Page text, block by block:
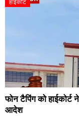
हाईकोर्ट
फोन टैपिंग को हाईकोर्ट
आदेश